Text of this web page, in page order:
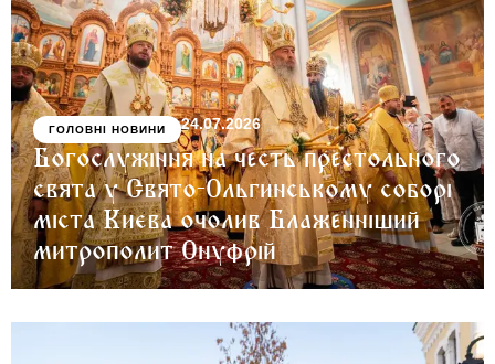
ГОЛОВНІ НОВИНИ 24.07.2026
Богослужіння на честь престольного
свята у Свято-Ольгинському соборі
міста Києва очолив Блаженніший
митрополит Онуфрій